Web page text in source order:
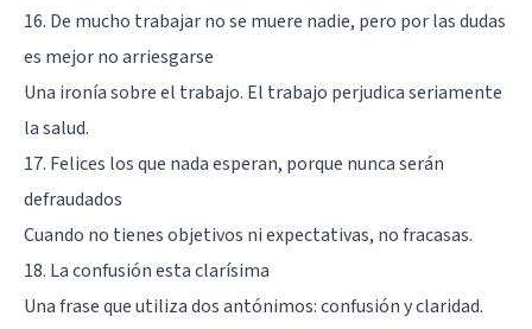
16. De mucho trabajar no se muere nadie, pero por las dudas
es mejor no arriesgarse
Una ironía sobre el trabajo. El trabajo perjudica seriamente
la salud.
17. Felices los que nada esperan, porque nunca serán
defraudados
Cuando no tienes objetivos ni expectativas, no fracasas.
18. La confusión esta clarísima
Una frase que utiliza dos antónimos: confusión y claridad.